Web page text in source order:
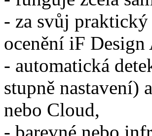
- za svůj praktický
ocenění iF Design
- automatická
stupně nastavení)
nebo Cloud,
- barevné nebo